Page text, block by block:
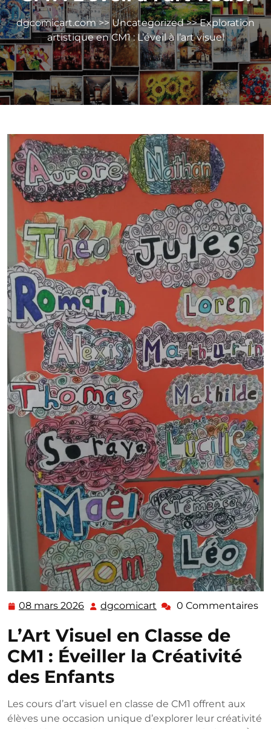
dgcomicart.com>>Uncategorized>> Exploration
artistique en CM1 : L’éveil à l’art visuel
08 mars 2026 08
2026
dgcomicart dgcomicart
0 Commentaires
L’Art Visuel en Classe de
CM1 : Éveiller la Créativité
des Enfants
Les cours d’art visuel en classe de CM1 offrent aux
élèves une occasion unique d’explorer leur créativité